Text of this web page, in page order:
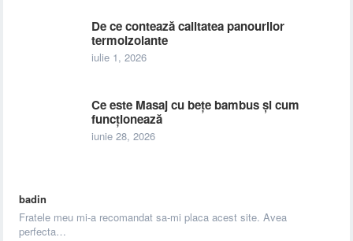
De ce contează calitatea panourilor
termoizolante
iulie 1, 2026
Ce este Masaj cu bețe bambus și cum
funcționează
iunie 28, 2026
badin
Fratele meu mi-a recomandat sa-mi placa acest site. Avea
perfecta…